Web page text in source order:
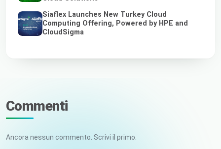
Siaflex Launches New Turkey Cloud
Computing Offering, Powered by HPE and
CloudSigma
Commenti
Ancora nessun commento. Scrivi il primo.